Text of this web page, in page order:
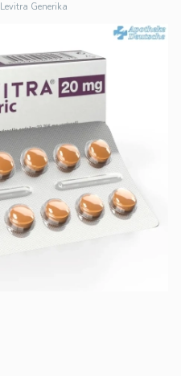
Levitra Generika